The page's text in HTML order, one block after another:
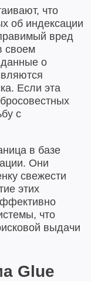
что
об индексации
вред
своем
данные о
Если эта
с
в базе
Они
свежести
этих
что
выдачи
Glue